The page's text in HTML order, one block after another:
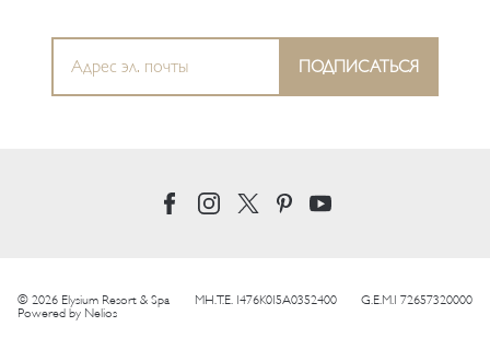
© 2026 Elysium Resort & Spa MH.T.E. 1476K015A0352400
G.E.M.I 72657320000
Powered by Nelios